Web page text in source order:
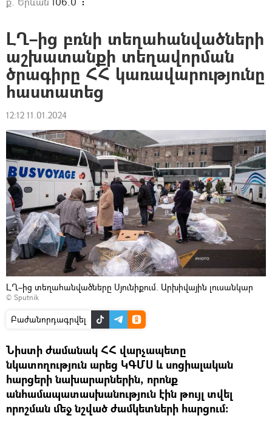
ԼՂ–ից բռնի տեղահանվածների
աշխատանքի տեղավորման
ծրագիրը ՀՀ կառավարությունը
հաստատեց
12:12 11.01.2024
ԼՂ–ից տեղահանվածները Սյունիքում. Արխիվային լուսանկար
© Sputnik
Բաժանորդագրվել
Նիստի ժամանակ ՀՀ վարչապետը
նկատողություն արեց ԿԳՄՍ և սոցիալական
հարցերի նախարարներին, որոնք
անհամապատասխանություն էին թույլ տվել
որոշման մեջ նշված ժամկետների հարցում։